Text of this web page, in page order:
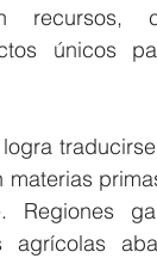
recursos,
únicos